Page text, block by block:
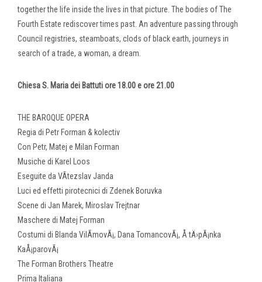
together the life inside the lives in that picture. The bodies of The
Fourth Estate rediscover times past. An adventure passing through
Council registries, steamboats, clods of black earth, journeys in
search of a trade, a woman, a dream.
Chiesa S. Maria dei Battuti ore 18.00 e ore 21.00
THE BAROQUE OPERA
Regia di Petr Forman & kolectiv
Con Petr, Matej e Milan Forman
Musiche di Karel Loos
Eseguite da VÃ­tezslav Janda
Luci ed effetti pirotecnici di Zdenek Boruvka
Scene di Jan Marek, Miroslav Trejtnar
Maschere di Matej Forman
Costumi di Blanda VilÃ­movÃ¡, Dana TomancovÃ¡, Å tÄ›pÃ¡nka
KaÅ¡parovÃ¡
The Forman Brothers Theatre
Prima Italiana